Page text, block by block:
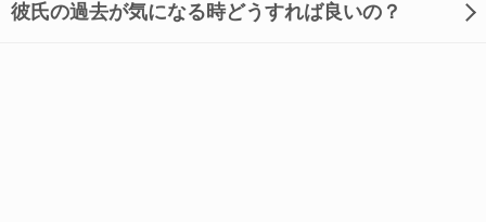
彼氏の過去が気になる時どうすれば良いの？